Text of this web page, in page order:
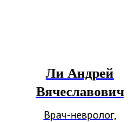
Ли Андрей
Вячеславович
Врач-невролог,